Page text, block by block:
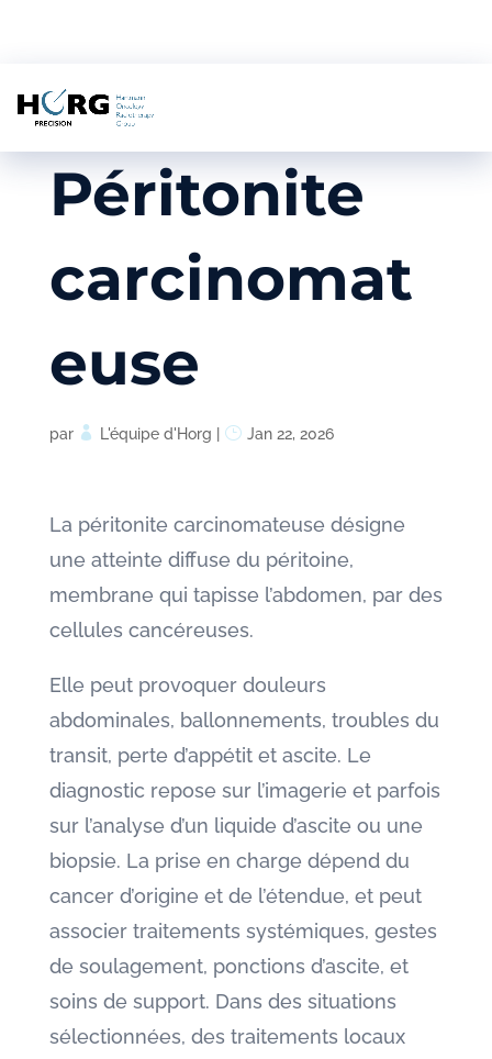
Péritonite
carcinomat
euse
par L'équipe d'Horg Jan 22, 2026
La péritonite carcinomateuse désigne
une atteinte diffuse du péritoine,
membrane qui tapisse l’abdomen, par des
cellules cancéreuses.
Elle peut provoquer douleurs
abdominales, ballonnements, troubles du
transit, perte d’appétit et ascite. Le
diagnostic repose sur l’imagerie et parfois
sur l’analyse d’un liquide d’ascite ou une
biopsie. La prise en charge dépend du
cancer d’origine et de l’étendue, et peut
associer traitements systémiques, gestes
de soulagement, ponctions d’ascite, et
soins de support. Dans des situations
sélectionnées, des traitements locaux